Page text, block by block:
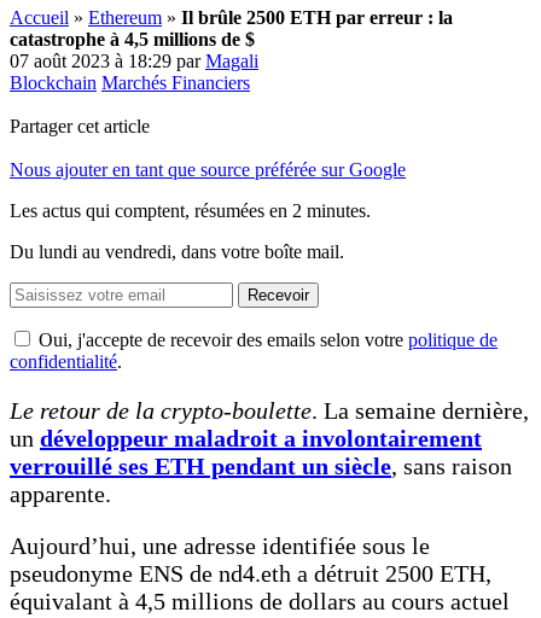
Accueil » Ethereum » Il brûle 2500 ETH par erreur : la
catastrophe à 4,5 millions de $
07 août 2023 à 18:29 parMagali
Blockchain Marchés Financiers
Partager cet article
Nous ajouter en tant que source préférée sur Google
Les actus qui comptent, résumées en 2 minutes.
Du lundi au vendredi, dans votre boîte mail.
Recevoir
Oui, j'accepte de recevoir des emails selon votre politique de
confidentialité.
Le retour de la crypto-boulette. La semaine dernière,
un développeur maladroit a involontairement
verrouillé ses ETH pendant un siècle, sans raison
apparente.
Aujourd’hui, une adresse identifiée sous le
pseudonyme ENS de nd4.eth a détruit 2500 ETH,
équivalant à 4,5 millions de dollars au cours actuel